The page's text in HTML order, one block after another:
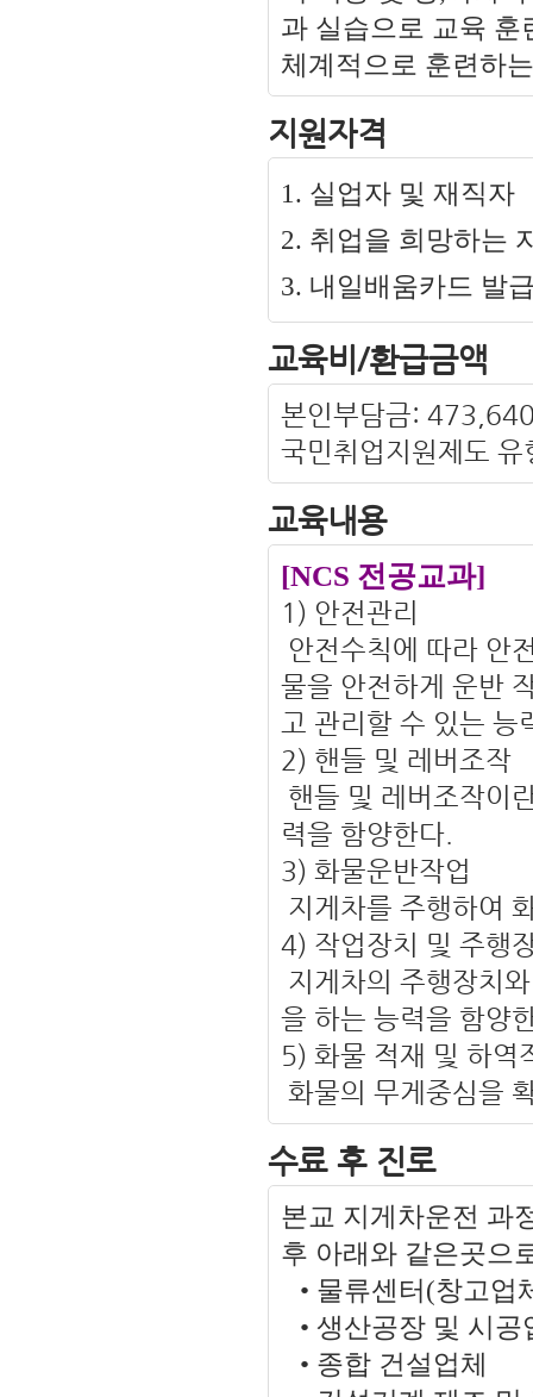
과 실습으로 교육
체계적으로 훈련하
지원자격
1. 실업자 및 재직자
2. 취업을 희망하는
3. 내일배움카드 발
교육비/환급금액
본인부담금:
국민취업지원제도
교육내용
[NCS 전공교과]
1) 안전관리
안전수칙에 따라 안
물을 안전하게 운반
고 관리할 수 있는 능
2) 핸들 및 레버조작
핸들 및 레버조작이
력을 함양한다.
3) 화물운반작업
지게차를 주행하여
4) 작업장치 및 주행
지게차의 주행장치
을 하는 능력을 함양
5) 화물 적재 및 하역
화물의 무게중심을
수료 후 진로
본교 지게차운전 과
후 아래와 같은곳으
• 물류센터(창고업
• 생산공장 및 시공
• 종합 건설업체